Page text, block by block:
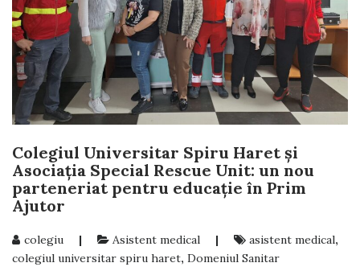
Colegiul Universitar Spiru Haret şi
Asociaţia Special Rescue Unit: un nou
parteneriat pentru educaţie în Prim
Ajutor
colegiu | Asistent medical | asistent medical,
colegiul universitar spiru haret, Domeniul Sanitar